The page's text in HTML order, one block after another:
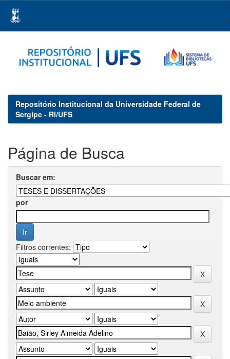
navigation
Repositório Institucional da Universidade Federal de
Sergipe - RI/UFS
Página de Busca
Buscar em:
por
Filtros correntes: